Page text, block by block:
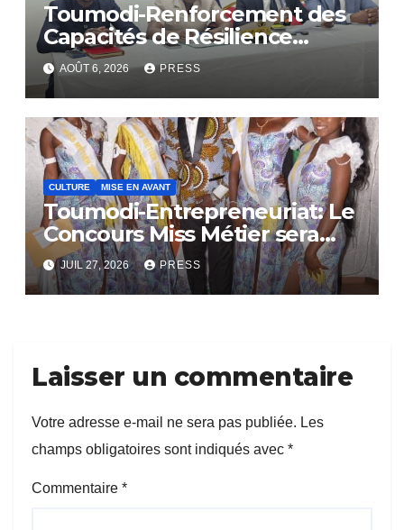
Toumodi-Renforcement des
Capacités de Résilience
Communautaire
AOÛT 6, 2026 PRESS
CULTURE MISE EN AVANT
Toumodi-Entrepreneuriat: Le
Concours Miss Métier sera
bientôt lance.
JUIL 27, 2026 PRESS
Laisser un commentaire
Votre adresse e-mail ne sera pas publiée. Les
champs obligatoires sont indiqués avec *
Commentaire *